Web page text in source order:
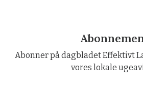
Abonner på dagbladet Effektivt
vores lokale